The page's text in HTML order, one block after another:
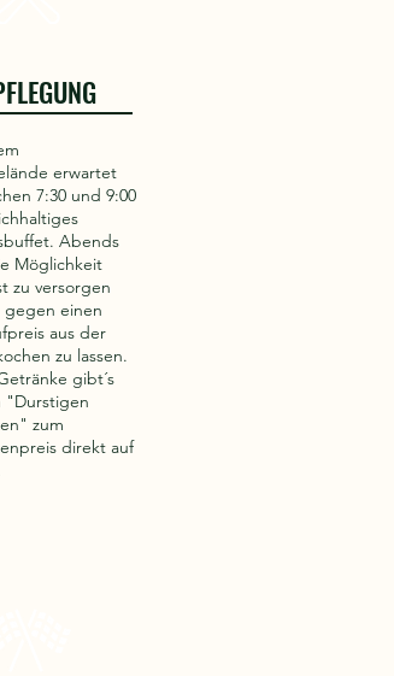
erwartet
7:30 und 9:00
Abends
Möglichkeit
zu versorgen
einen
aus der
zu lassen.
gibt´s
"Durstigen
zum
direkt auf